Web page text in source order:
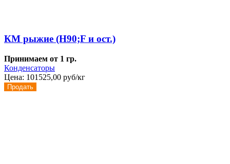
КМ рыжие (H90;F и ост.)
Принимаем от 1 гр.
Конденсаторы
Цена: 101525,00 руб/кг
Продать